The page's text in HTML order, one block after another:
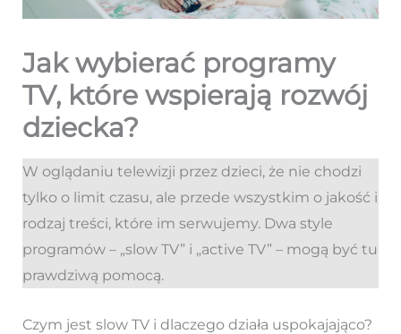
Jak wybierać programy
TV, które wspierają rozwój
dziecka?
W oglądaniu telewizji przez dzieci, że nie chodzi
tylko o limit czasu, ale przede wszystkim o jakość i
rodzaj treści, które im serwujemy. Dwa style
programów – „slow TV” i „active TV” – mogą być tu
prawdziwą pomocą.
Czym jest slow TV i dlaczego działa uspokajająco?